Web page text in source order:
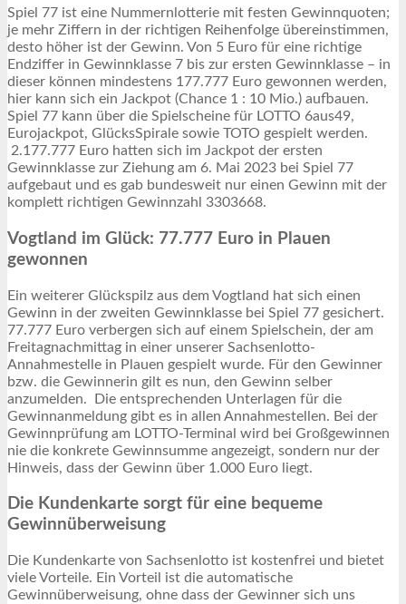
Spiel 77 ist eine Nummernlotterie mit festen Gewinnquoten;
je mehr Ziffern in der richtigen Reihenfolge übereinstimmen,
desto höher ist der Gewinn. Von 5 Euro für eine richtige
Endziffer in Gewinnklasse 7 bis zur ersten Gewinnklasse – in
dieser können mindestens 177.777 Euro gewonnen werden,
hier kann sich ein Jackpot (Chance 1 : 10 Mio.) aufbauen.
Spiel 77 kann über die Spielscheine für LOTTO 6aus49,
Eurojackpot, GlücksSpirale sowie TOTO gespielt werden.
2.177.777 Euro hatten sich im Jackpot der ersten
Gewinnklasse zur Ziehung am 6. Mai 2023 bei Spiel 77
aufgebaut und es gab bundesweit nur einen Gewinn mit der
komplett richtigen Gewinnzahl 3303668.
Vogtland im Glück: 77.777 Euro in Plauen
gewonnen
Ein weiterer Glückspilz aus dem Vogtland hat sich einen
Gewinn in der zweiten Gewinnklasse bei Spiel 77 gesichert.
77.777 Euro verbergen sich auf einem Spielschein, der am
Freitagnachmittag in einer unserer Sachsenlotto-
Annahmestelle in Plauen gespielt wurde. Für den Gewinner
bzw. die Gewinnerin gilt es nun, den Gewinn selber
anzumelden. Die entsprechenden Unterlagen für die
Gewinnanmeldung gibt es in allen Annahmestellen. Bei der
Gewinnprüfung am LOTTO-Terminal wird bei Großgewinnen
nie die konkrete Gewinnsumme angezeigt, sondern nur der
Hinweis, dass der Gewinn über 1.000 Euro liegt.
Die Kundenkarte sorgt für eine bequeme
Gewinnüberweisung
Die Kundenkarte von Sachsenlotto ist kostenfrei und bietet
viele Vorteile. Ein Vorteil ist die automatische
Gewinnüberweisung, ohne dass der Gewinner sich uns